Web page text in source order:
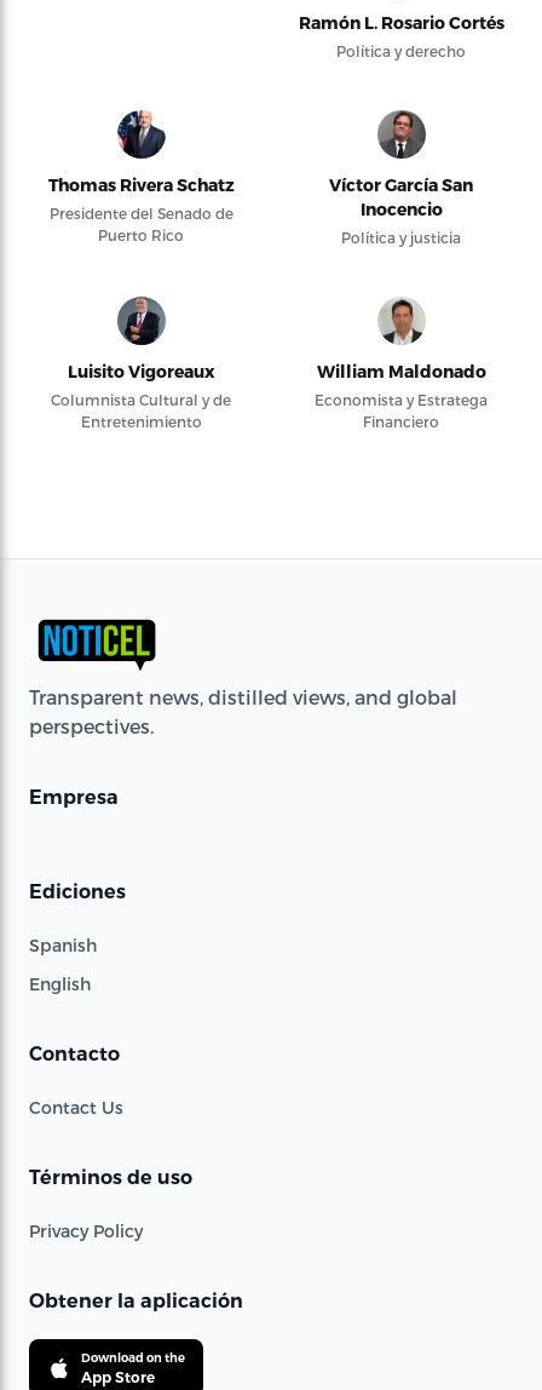
Ramón L. Rosario Cortés
Política y derecho
Thomas Rivera Schatz
Presidente del Senado de
Puerto Rico
Víctor García San
Inocencio
Política y justicia
Luisito Vigoreaux
Columnista Cultural y de
Entretenimiento
William Maldonado
Economista y Estratega
Financiero
Transparent news, distilled views, and global
perspectives.
Empresa
Ediciones
Spanish
English
Contacto
Contact Us
Términos de uso
Privacy Policy
Obtener la aplicación
Download on the
App Store